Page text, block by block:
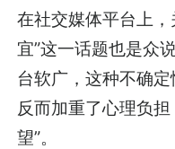
在社交媒体平台上
宜”这一话题也是众
台软广，这种不确
反而加重了心理负
望”。